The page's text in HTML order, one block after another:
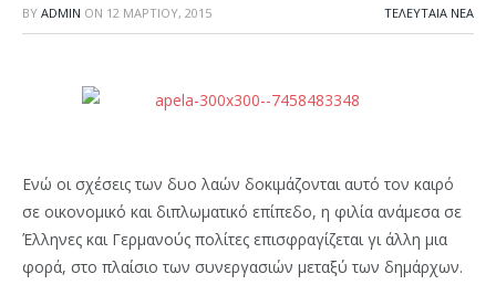
BY ADMIN ON 12 ΜΑΡΤΊΟΥ, 2015 ΤΕΛΕΥΤΑΙΑ ΝΕΑ
Ενώ οι σχέσεις των δυο λαών δοκιμάζονται αυτό τον καιρό
σε οικονομικό και διπλωματικό επίπεδο, η φιλία ανάμεσα σε
Έλληνες και Γερμανούς πολίτες επισφραγίζεται γι άλλη μια
φορά, στο πλαίσιο των συνεργασιών μεταξύ των δημάρχων.